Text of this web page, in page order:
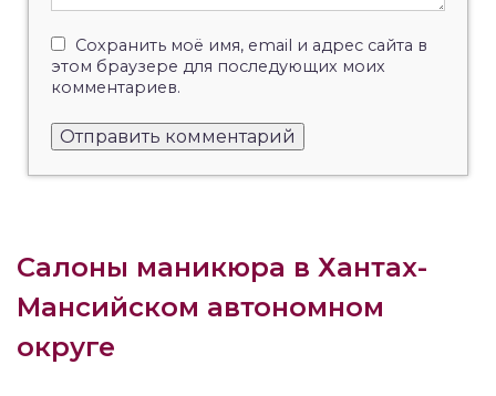
Сохранить моё имя, email и адрес сайта в
этом браузере для последующих моих
комментариев.
Салоны маникюра в Хантах-
Мансийском автономном
округе